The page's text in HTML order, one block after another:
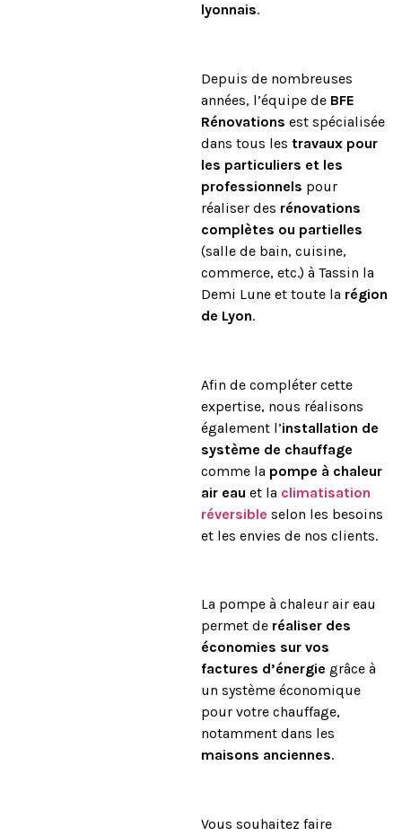
lyonnais.
Depuis de nombreuses
années, l’équipe de BFE
Rénovations est spécialisée
dans tous les travaux pour
les particuliers et les
professionnels pour
réaliser des rénovations
complètes ou partielles
(salle de bain, cuisine,
commerce, etc.) à Tassin la
Demi Lune et toute la région
de Lyon.
Afin de compléter cette
expertise, nous réalisons
également l’installation de
système de chauffage
comme la pompe à chaleur
air eau et la climatisation
réversible selon les besoins
et les envies de nos clients.
La pompe à chaleur air eau
permet de réaliser des
économies sur vos
factures d’énergie grâce à
un système économique
pour votre chauffage,
notamment dans les
maisons anciennes.
Vous souhaitez faire